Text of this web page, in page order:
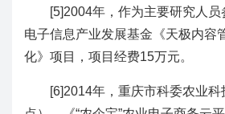
[5]2004年，作为主要研究人
电子信息产业发展基金《天极内容
化》项目，项目经费15万元。
[6]2014年，重庆市科委农业